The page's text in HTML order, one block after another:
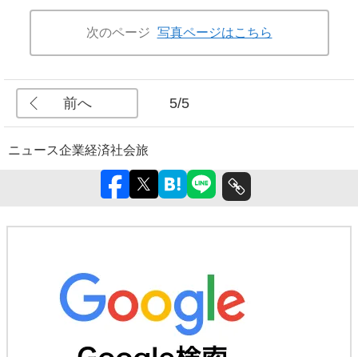
次のページ 写真ページはこちら
前へ 5/5
ニュース企業経済社会旅